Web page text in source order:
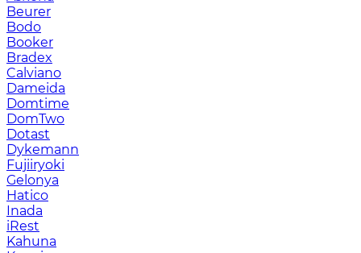
Beurer
Bodo
Booker
Bradex
Calviano
Dameida
Domtime
DomTwo
Dotast
Dykemann
Fujiiryoki
Gelonya
Hatico
Inada
iRest
Kahuna